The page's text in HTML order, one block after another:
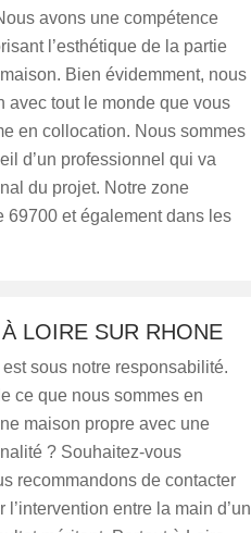
avons une compétence
l’esthétique de la partie
Bien évidemment, nous
avec tout le monde que vous
en collocation. Nous sommes
d’un professionnel qui va
du projet. Notre zone
69700 et également dans les
LOIRE SUR RHONE
sous notre responsabilité.
ce que nous sommes en
maison propre avec une
? Souhaitez-vous
recommandons de contacter
entre la main d’un